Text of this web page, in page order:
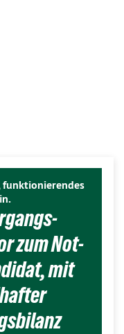
funktionierendes
zum Not-
mit